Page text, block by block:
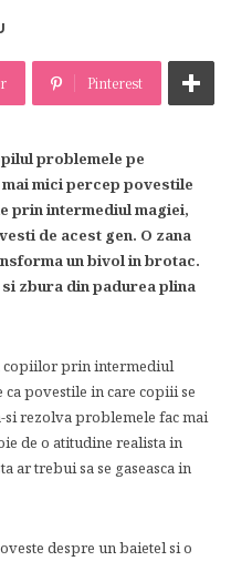
Pinterest
problemele pe
mici percep povestile
prin intermediul magiei,
de acest gen. O zana
un bivol in brotac.
zbura din padurea plina
copiilor prin intermediul
povestile in care copiii se
si rezolva problemele fac mai
de o atitudine realista in
ar trebui sa se gaseasca in
despre un baietel si o